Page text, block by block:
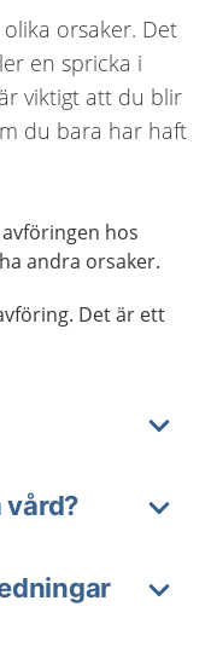
orsaker. Det
en spricka i
viktigt att du blir
du bara har haft
hos
andra orsaker.
Det är ett
vård?